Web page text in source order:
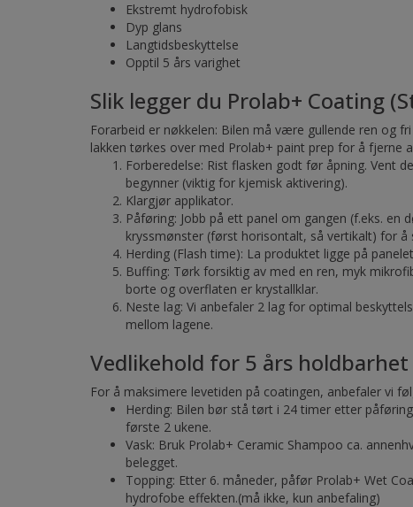
Ekstremt hydrofobisk
Dyp glans
Langtidsbeskyttelse
Opptil 5 års varighet
Slik legger du Prolab+ Coating
Forarbeid er nøkkelen: Bilen må være gullende ren og
lakken tørkes over med Prolab+ paint prep for å fjerne
Forberedelse: Rist flasken godt før åpning. Vent
begynner (viktig for kjemisk aktivering).
Klargjør applikator.
Påføring: Jobb på ett panel om gangen (f.eks. en
kryssmønster (først horisontalt, så vertikalt) for å
Herding (Flash time): La produktet ligge på
Buffing: Tørk forsiktig av med en ren, myk
borte og overflaten er krystallklar.
Neste lag: Vi anbefaler 2 lag for optimal
mellom lagene.
Vedlikehold for 5 års holdbarhet
For å maksimere levetiden på coatingen, anbefaler vi
Herding: Bilen bør stå tørt i 24 timer etter
første 2 ukene.
Vask: Bruk Prolab+ Ceramic Shampoo ca.
belegget.
Topping: Etter 6. måneder, påfør Prolab+ Wet
hydrofobe effekten.(må ikke, kun anbefaling)